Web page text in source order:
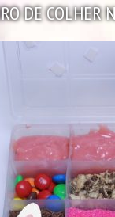
DE COLHER